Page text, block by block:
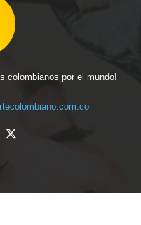
colombianos por el mundo!